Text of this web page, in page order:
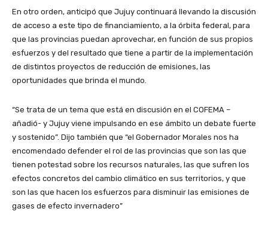
En otro orden, anticipó que Jujuy continuará llevando la discusión
de acceso a este tipo de financiamiento, a la órbita federal, para
que las provincias puedan aprovechar, en función de sus propios
esfuerzos y del resultado que tiene a partir de la implementación
de distintos proyectos de reducción de emisiones, las
oportunidades que brinda el mundo.
“Se trata de un tema que está en discusión en el COFEMA –
añadió- y Jujuy viene impulsando en ese ámbito un debate fuerte
y sostenido”. Dijo también que “el Gobernador Morales nos ha
encomendado defender el rol de las provincias que son las que
tienen potestad sobre los recursos naturales, las que sufren los
efectos concretos del cambio climático en sus territorios, y que
son las que hacen los esfuerzos para disminuir las emisiones de
gases de efecto invernadero”